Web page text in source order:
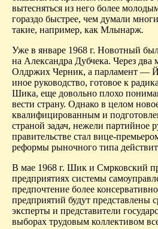
вытесняться из него более
гораздо быстрее, чем думали
такие, например, как Млынарж.
Уже в январе 1968 г. Новотный
на Александра Дубчека. Через два
Олдржих Черник, а парламент —
иное руководство, готовое к
Шика, еще довольно плохо
вести страну. Однако в целом
квалифицированным и
страной задач, нежели
правительстве стал вице-
реформы рыночного типа
В мае 1968 г. Шик и Смрковский
предприятиях системы
предпочтение более
предприятий будут
эксперты и представители
выборах трудовым коллективом